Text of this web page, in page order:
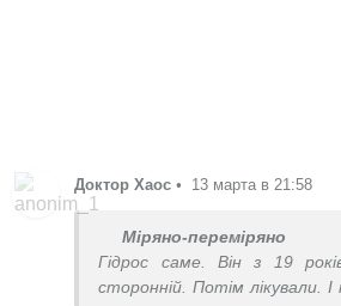
Доктор Хаос • 13 марта в 21:58
Міряно-переміряно
Гідрос саме. Він з 19
сторонній. Потім лікували. І